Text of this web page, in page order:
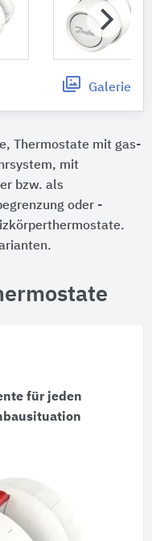
Galerie
Thermostate mit gas-
mit
bzw. als
oder -
für jeden